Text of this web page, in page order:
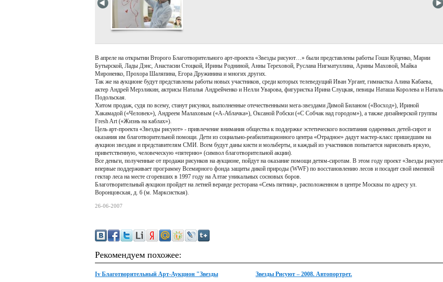
В апреле на открытии Второго Благотворительного арт-проекта «Звезды рисуют…» были представлены работы Гоши Куценко, Марии
Бутырской, Лады Дэнс, Анастасии Стоцкой, Ирины Родниной, Анны Тереховой, Руслана Нигматуллина, Арины Маховой, Майка
Мироненко, Прохора Шаляпина, Егора Дружинина и многих других.
Так же на аукционе будут представлены работы новых участников, среди которых телеведущий Иван Ургант, гимнастка Алина Кабаева,
актер Андрей Мерзликин, актрисы Наталья Андрейченко и Нелли Уварова, фигуристка Ирина Слуцкая, певицы Наташа Королева и
Подольская.
Хитом продаж, судя по всему, станут рисунки, выполненные отечественными мега-звездами Димой Биланом («Восход»), Ириной
Хакамадой («Человек»), Андреем Малаховым («А-Аблачка»), Оксаной Робски («С Собчак над городом»), а также дизайнерской группы
Fresh Art («Жизнь на каблах»).
Цель арт-проекта «Звезды рисуют» - привлечение внимания общества к поддержке эстетического воспитания одаренных детей-сирот и
оказания им благотворительной помощи. Дети из социально-реабилитационного центра «Отрадное» дадут мастер-класс пришедшим на
аукцион звездам и представителям СМИ. Всем будут даны кисти и мольберты, и каждый из участников попытается нарисовать яркую,
приветственную, человеческую «пятерню» (символ благотворительной акции).
Все деньги, полученные от продажи рисунков на аукционе, пойдут на оказание помощи детям-сиротам. В этом году проект «Звезды
впервые поддерживает программу Всемирного фонда защиты дикой природы (WWF) по восстановлению лесов и посадит свой именной
гектар леса на месте сгоревших в 1997 году на Алтае уникальных сосновых боров.
Благотворительный аукцион пройдет на летней веранде ресторана «Семь пятниц», расположенном в центре Москвы по адресу ул.
Воронцовская, д. 6 (м. Марксисткая).
26-06-2007
Рекомендуем похожее:
Iv Благотворительный Арт-Аукцион "Звезды
Звезды Рисуют – 2008. Автопортрет.